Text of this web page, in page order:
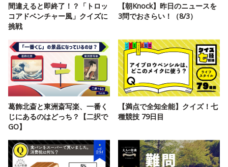
間違えると即終了！？「トロッ
コアドベンチャー風」クイズに
挑戦
【朝Knock】昨日のニュースを
3問でおさらい！（8/3）
葛飾北斎と東洲斎写楽、一番く
じにあるのはどっち？【二択で
GO】
【満点で全知全能】クイズ！七
種競技 79日目